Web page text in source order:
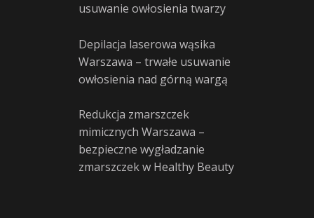
usuwanie owłosienia twarzy
Depilacja laserowa wąsika
Warszawa – trwałe usuwanie
owłosienia nad górną wargą
Redukcja zmarszczek
mimicznych Warszawa –
bezpieczne wygładzanie
zmarszczek w Healthy Beauty